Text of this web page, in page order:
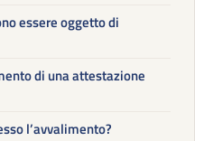
essere oggetto di
di una attestazione
l’avvalimento?